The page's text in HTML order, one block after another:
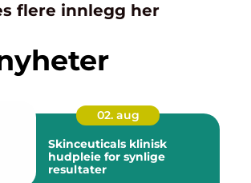
flere innlegg her
02. aug
Skinceuticals klinisk
hudpleie for synlige
resultater